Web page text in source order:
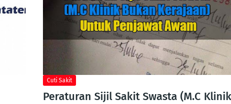
Cuti Sakit
Peraturan Sijil Sakit Swasta (M.C Klinik